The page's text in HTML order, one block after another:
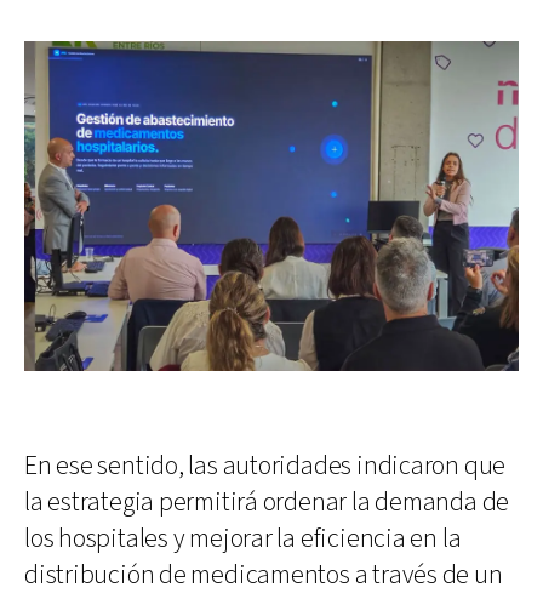
En ese sentido, las autoridades indicaron que
la estrategia permitirá ordenar la demanda de
los hospitales y mejorar la eficiencia en la
distribución de medicamentos a través de un